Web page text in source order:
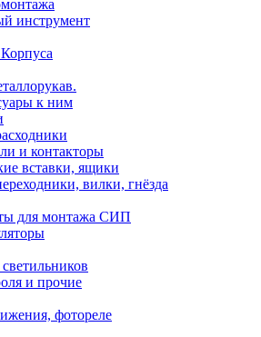
инструмент
к ним
и контакторы
вставки, ящики
вилки, гнёзда
для монтажа СИП
и прочие
фотореле